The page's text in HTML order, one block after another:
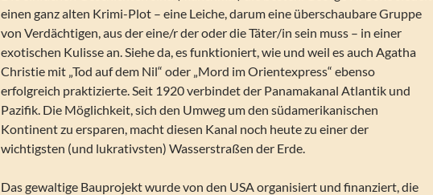
einen ganz alten Krimi-Plot – eine Leiche, darum eine überschaubare Gruppe
von Verdächtigen, aus der eine/r der oder die Täter/in sein muss – in einer
exotischen Kulisse an. Siehe da, es funktioniert, wie und weil es auch Agatha
Christie mit „Tod auf dem Nil“ oder „Mord im Orientexpress“ ebenso
erfolgreich praktizierte. Seit 1920 verbindet der Panamakanal Atlantik und
Pazifik. Die Möglichkeit, sich den Umweg um den südamerikanischen
Kontinent zu ersparen, macht diesen Kanal noch heute zu einer der
wichtigsten (und lukrativsten) Wasserstraßen der Erde.
Das gewaltige Bauprojekt wurde von den USA organisiert und finanziert, die